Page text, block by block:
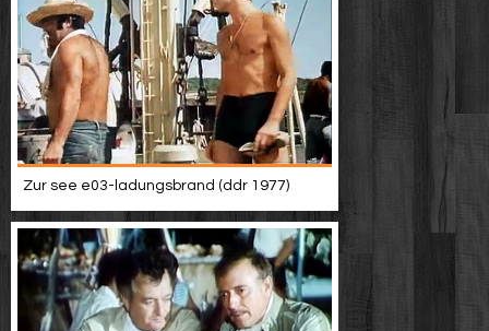
Zur see e03-ladungsbrand (ddr 1977)